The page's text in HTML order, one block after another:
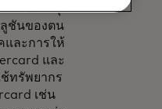
ได้รับเงินทุน
ชันของตน
และการให้
และ
ทรัพยากร
เช่น